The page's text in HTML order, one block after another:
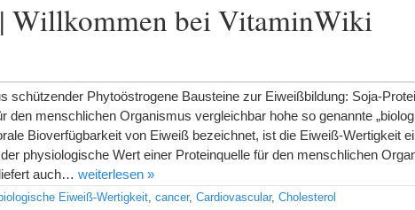
Willkommen bei VitaminWiki
schützender Phytoöstrogene Bausteine zur Eiweißbildung: Soja-
den menschlichen Organismus vergleichbar hohe so genannte
Bioverfügbarkeit von Eiweiß bezeichnet, ist die Eiweiß-Wertigkeit
physiologische Wert einer Proteinquelle für den menschlichen
auch… weiterlesen »
biologische Eiweiß-Wertigkeit, cancer, Cardiovascular, Cholesterol